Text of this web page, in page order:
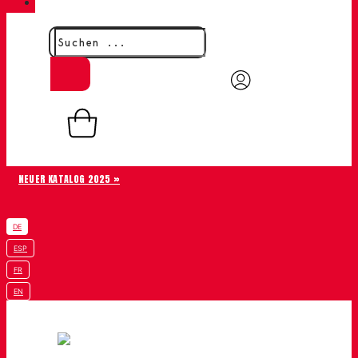
NEUER KATALOG 2025 »
DE
ESP
FR
EN